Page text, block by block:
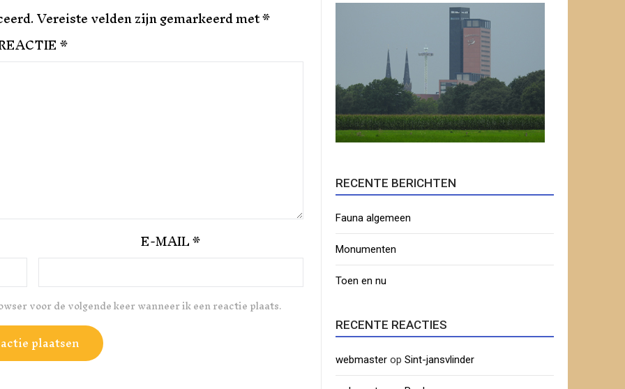
Vereiste velden zijn gemarkeerd met*
*
E-MAIL*
voor de volgende keer wanneer ik een reactie plaats.
RECENTE BERICHTEN
Fauna algemeen
Monumenten
Toen en nu
RECENTE REACTIES
webmaster op Sint-jansvlinder